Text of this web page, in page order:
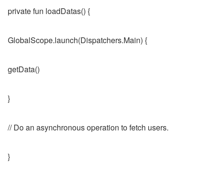
private fun loadDatas() {
GlobalScope.launch(Dispatchers.Main) {
getData()
}
// Do an asynchronous operation to fetch users.
}